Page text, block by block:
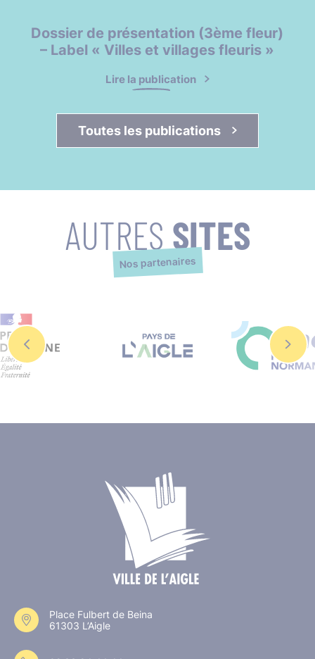
Dossier de présentation (3ème fleur)
– Label « Villes et villages fleuris »
Lire la publication
Toutes les publications
AUTRES SITES
Nos partenaires
Place Fulbert de Beina
61303 L’Aigle